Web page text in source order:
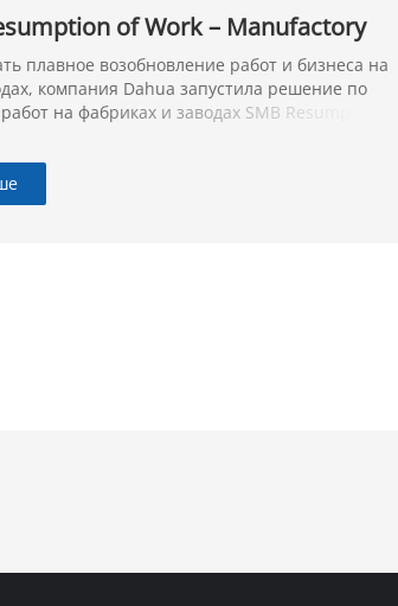
of Work – Manufactory
плавное возобновление работ и бизнеса на
компания Dahua запустила решение по
на фабриках и заводах SMB Resumption of
доступ, встроенное обнаружение
напоминание о социальной дистанции, которые
безопасную среду для сотрудников на